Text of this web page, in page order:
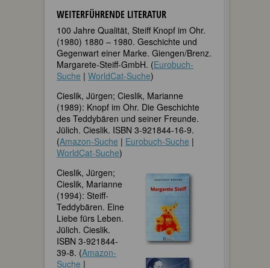
WEITERFÜHRENDE LITERATUR
100 Jahre Qualität, Steiff Knopf im Ohr.
(1980) 1880 – 1980. Geschichte und
Gegenwart einer Marke. Giengen/Brenz.
Margarete-Steiff-GmbH. (Eurobuch-
Suche | WorldCat-Suche)
Cieslik, Jürgen; Cieslik, Marianne
(1989): Knopf im Ohr. Die Geschichte
des Teddybären und seiner Freunde.
Jülich. Cieslik. ISBN 3-921844-16-9.
(Amazon-Suche | Eurobuch-Suche |
WorldCat-Suche)
Cieslik, Jürgen;
Cieslik, Marianne
(1994): Steiff-
Teddybären. Eine
Liebe fürs Leben.
Jülich. Cieslik.
ISBN 3-921844-
39-8. (Amazon-
Suche |